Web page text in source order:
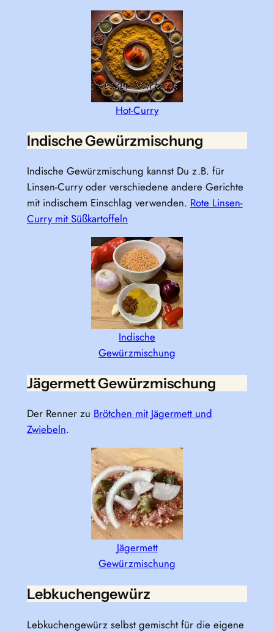
Hot-Curry
Indische Gewürzmischung
Indische Gewürzmischung kannst Du z.B. für
Linsen-Curry oder verschiedene andere Gerichte
mit indischem Einschlag verwenden. Rote Linsen-
Curry mit Süßkartoffeln
Indische
Gewürzmischung
Jägermett Gewürzmischung
Der Renner zu Brötchen mit Jägermett und
Zwiebeln.
Jägermett
Gewürzmischung
Lebkuchengewürz
Lebkuchengewürz selbst gemischt für die eigene